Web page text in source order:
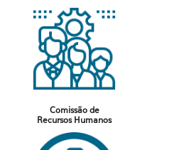
Comissão de
Recursos Humanos